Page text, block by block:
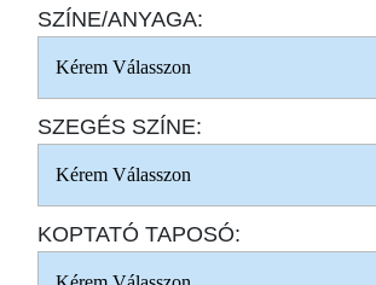
SZÍNE/ANYAGA:
SZEGÉS SZÍNE:
KOPTATÓ TAPOSÓ: